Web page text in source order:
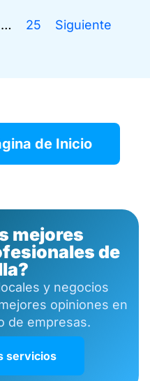
… 25 Siguiente
de Inicio
mejores
de
y negocios
opiniones en
de empresas.
servicios